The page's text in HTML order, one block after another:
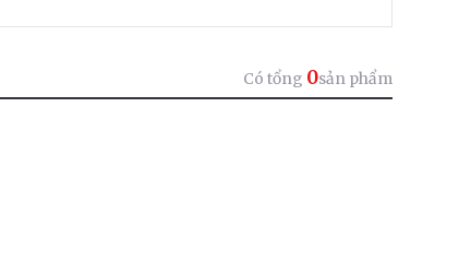
Có tổng 0sản phẩm